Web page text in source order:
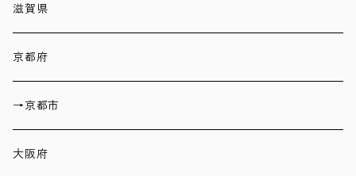
滋賀県
京都府
→京都市
大阪府